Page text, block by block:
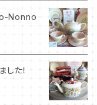
Nonno
した！